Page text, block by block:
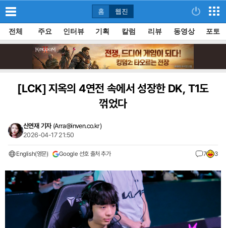
홈 웹진
전체 주요 인터뷰 기획 칼럼 리뷰 동영상 포토
[LCK]지옥의 4연전 속에서 성장한 DK, T1도
꺾었다
신연재 기자 (Arra@inven.co.kr)
2026-04-17 21:50
English(영문) Google 선호 출처 추가 7 3